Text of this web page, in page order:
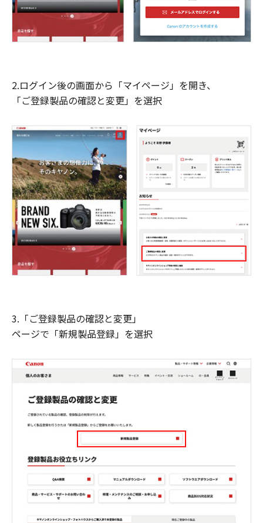
2.ログイン後の画面から「マイページ」を開き、
「ご登録製品の確認と変更」を選択
3.「ご登録製品の確認と変更」
ページで「新規製品登録」を選択